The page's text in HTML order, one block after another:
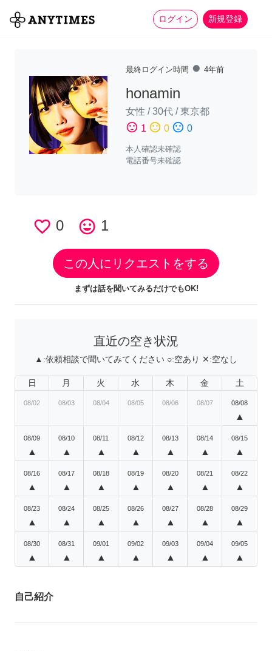
ログイン 新規登録
全て 家事 more_horiz
最終ログイン時間 fiber_manual_record 4年前
honamin
女性 /30代 /東京都
sentiment_satisfied 1 sentiment_neutral 0 sentiment_dissatisfied 0
本人確認未確認
電話番号未確認
favorite_border 0 tag_faces 1
この人にリクエストをする
まずは話を聞いてみるだけでもOK!
直近の空き状況
▲:依頼相談で聞いてみてください ○:空あり ✕:空なし
日 月 火 水 木 金 土
08/02 08/03 08/04 08/05 08/06 08/07 08/08
▲
08/09
▲
08/10
▲
08/11
▲
08/12
▲
08/13
▲
08/14
▲
08/15
▲
08/16
▲
08/17
▲
08/18
▲
08/19
▲
08/20
▲
08/21
▲
08/22
▲
08/23
▲
08/24
▲
08/25
▲
08/26
▲
08/27
▲
08/28
▲
08/29
▲
08/30
▲
08/31
▲
09/01
▲
09/02
▲
09/03
▲
09/04
▲
09/05
▲
自己紹介